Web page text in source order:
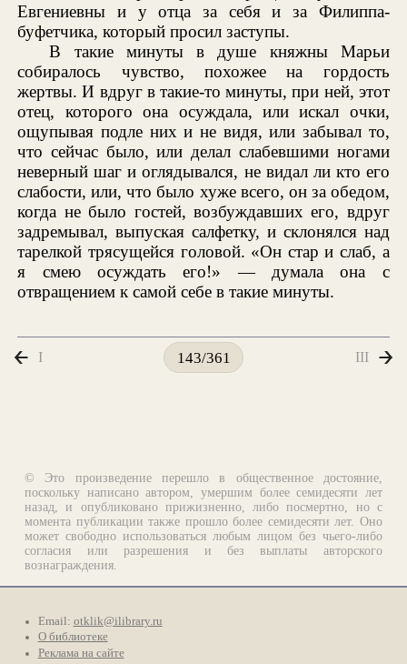
Евгениевны и у отца за себя и за Филиппа-
буфетчика, который просил заступы.
В такие минуты в душе княжны Марьи
собиралось чувство, похожее на гордость
жертвы. И вдруг в такие-то минуты, при ней, этот
отец, которого она осуждала, или искал очки,
ощупывая подле них и не видя, или забывал то,
что сейчас было, или делал слабевшими ногами
неверный шаг и оглядывался, не видал ли кто его
слабости, или, что было хуже всего, он за обедом,
когда не было гостей, возбуждавших его, вдруг
задремывал, выпуская салфетку, и склонялся над
тарелкой трясущейся головой. «Он стар и слаб, а
я смею осуждать его!» — думала она с
отвращением к самой себе в такие минуты.
I 143/361 III
© Это произведение перешло в общественное достояние,
поскольку написано автором, умершим более семидесяти лет
назад, и опубликовано прижизненно, либо посмертно, но с
момента публикации также прошло более семидесяти лет. Оно
может свободно использоваться любым лицом без чьего-либо
согласия или разрешения и без выплаты авторского
вознаграждения.
Email: otklik@ilibrary.ru
О библиотеке
Реклама на сайте